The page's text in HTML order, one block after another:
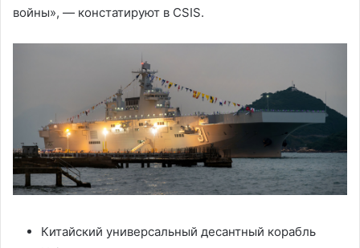
войны», — констатируют в CSIS.
Китайский универсальный десантный корабль